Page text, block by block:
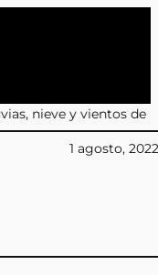
100 km/h•
1 agosto, 2022